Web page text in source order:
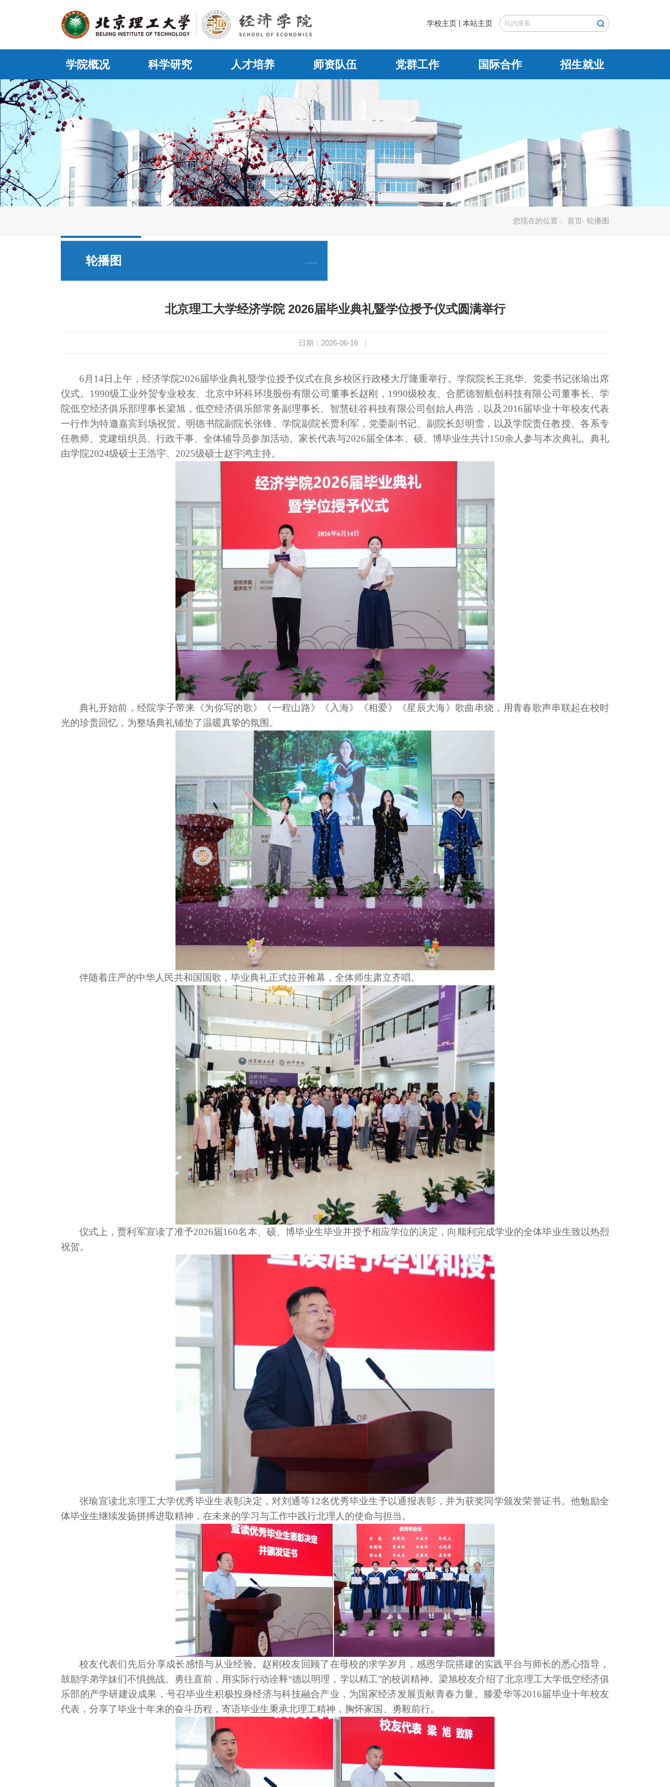
学校主页 | 本站主页
学院概况 科学研究 人才培养 师资队伍 党群工作 国际合作 招生就业
您现在的位置： 首页- 轮播图
轮播图
北京理工大学经济学院 2026届毕业典礼暨学位授予仪式圆满举行
日期：2026-06-16 |
6月14日上午，经济学院2026届毕业典礼暨学位授予仪式在良乡校区行政楼大厅隆重举行。学院院长王兆华、党委书记张瑜出席
仪式。1990级工业外贸专业校友、北京中环科环境股份有限公司董事长赵刚，1990级校友、合肥德智航创科技有限公司董事长、学
院低空经济俱乐部理事长梁旭，低空经济俱乐部常务副理事长、智慧硅谷科技有限公司创始人冉浩，以及2016届毕业十年校友代表
一行作为特邀嘉宾到场祝贺。明德书院副院长张锋、学院副院长贾利军，党委副书记、副院长彭明雪，以及学院责任教授、各系专
任教师、党建组织员、行政干事、全体辅导员参加活动。家长代表与2026届全体本、硕、博毕业生共计150余人参与本次典礼。典礼
由学院2024级硕士王浩宇、2025级硕士赵宇鸿主持。
典礼开始前，经院学子带来《为你写的歌》《一程山路》《入海》《相爱》《星辰大海》歌曲串烧，用青春歌声串联起在校时
光的珍贵回忆，为整场典礼铺垫了温暖真挚的氛围。
伴随着庄严的中华人民共和国国歌，毕业典礼正式拉开帷幕，全体师生肃立齐唱。
仪式上，贾利军宣读了准予2026届160名本、硕、博毕业生毕业并授予相应学位的决定，向顺利完成学业的全体毕业生致以热烈
祝贺。
张瑜宣读北京理工大学优秀毕业生表彰决定，对刘通等12名优秀毕业生予以通报表彰，并为获奖同学颁发荣誉证书。他勉励全
体毕业生继续发扬拼搏进取精神，在未来的学习与工作中践行北理人的使命与担当。
校友代表们先后分享成长感悟与从业经验。赵刚校友回顾了在母校的求学岁月，感恩学院搭建的实践平台与师长的悉心指导，
鼓励学弟学妹们不惧挑战、勇往直前，用实际行动诠释“德以明理，学以精工”的校训精神。梁旭校友介绍了北京理工大学低空经济俱
乐部的产学研建设成果，号召毕业生积极投身经济与科技融合产业，为国家经济发展贡献青春力量。滕爱华等2016届毕业十年校友
代表，分享了毕业十年来的奋斗历程，寄语毕业生秉承北理工精神，胸怀家国、勇毅前行。